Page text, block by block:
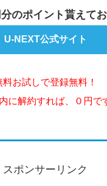
のポイント貰えて
U-NEXT公式サイト
料お試しで登録無料！
に解約すれば、０円で
スポンサーリンク